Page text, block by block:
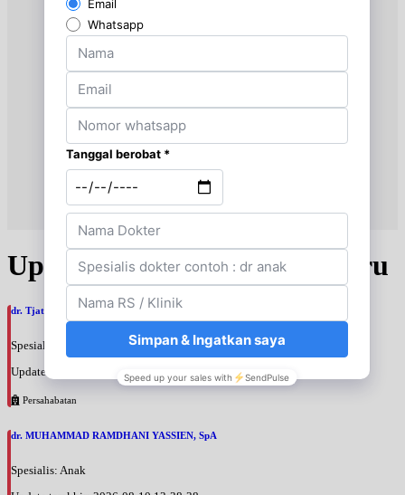
Update Jadwal Dokter terbaru
dr. Tjatur Kuat Sagoro, SpA
Spesialis: Anak
Update terakhir: 2026-08-10 13:42:53
Persahabatan
dr. MUHAMMAD RAMDHANI YASSIEN, SpA
Spesialis: Anak